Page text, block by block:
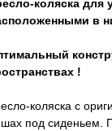
коляска
в
!
коляска с
под сиденьем.